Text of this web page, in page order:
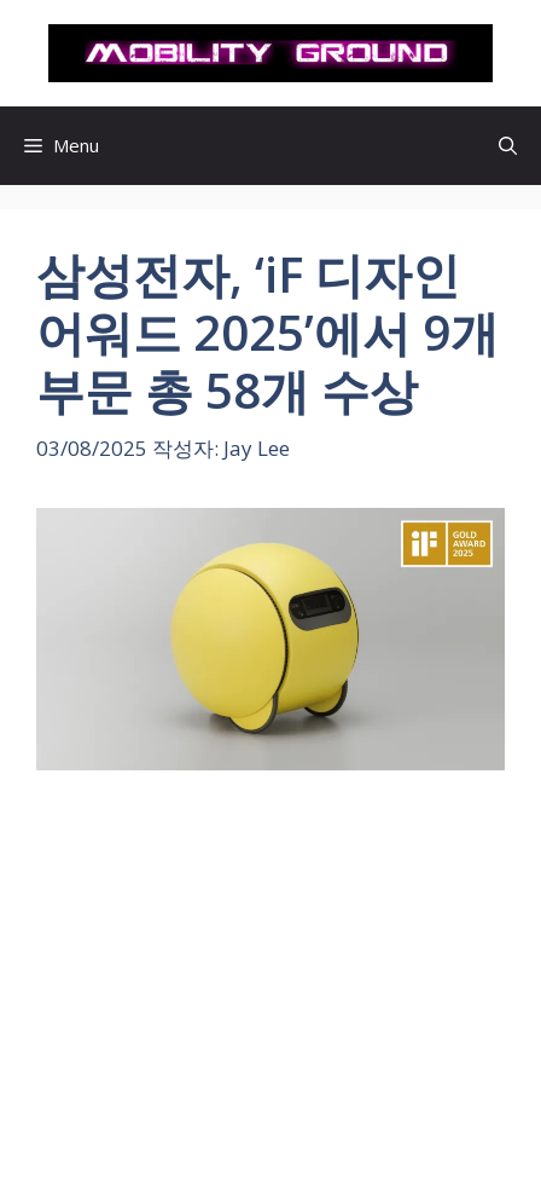
로
Menu
삼성전자, ‘iF 디자인
어워드 2025’에서 9개
부문 총 58개 수상
03/08/2025 작성자: Jay Lee